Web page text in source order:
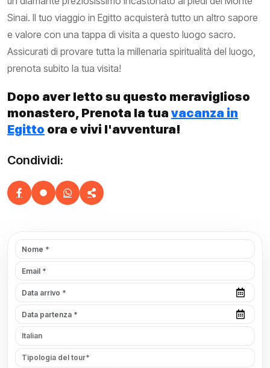
Sinai. Il tuo viaggio in Egitto acquisterà tutto un altro sapore
e valore con una tappa di visita a questo luogo sacro.
Assicurati di provare tutta la millenaria spiritualità del luogo,
prenota subito la tua visita!
Dopo aver letto su questo meraviglioso
monastero, Prenota la tua vacanza in
Egitto ora e vivi l'avventura!
Condividi: